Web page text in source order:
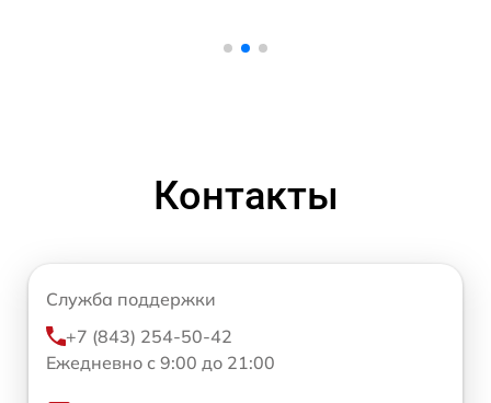
Контакты
Служба поддержки
+7 (843) 254-50-42
Ежедневно с 9:00 до 21:00